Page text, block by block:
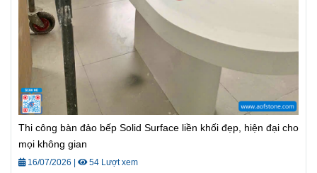
Thi công bàn đảo bếp Solid Surface liền khối đẹp, hiện đại cho
mọi không gian
16/07/2026 | 54 Lượt xem